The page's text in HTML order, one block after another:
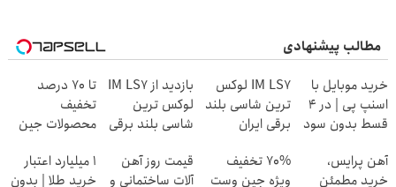
مطالب پیشنهادی
خرید موبایل با
اسنپ پی | در ۴
قسط بدون سود
IM LS7 لوکس
ترین شاسی بلند
برقی ایران
بازدید از IM LS7
لوکس ترین
شاسی بلند برقی
انقلاب
تا 70 درصد
تخفیف
محصولات جین
4 قسط
آهن پرایس،
خرید مطمئن
70% تخفیف
ویژه جین وست
قیمت روز آهن
آلات ساختمانی و
۱ میلیارد اعتبار
خرید طلا | بدون